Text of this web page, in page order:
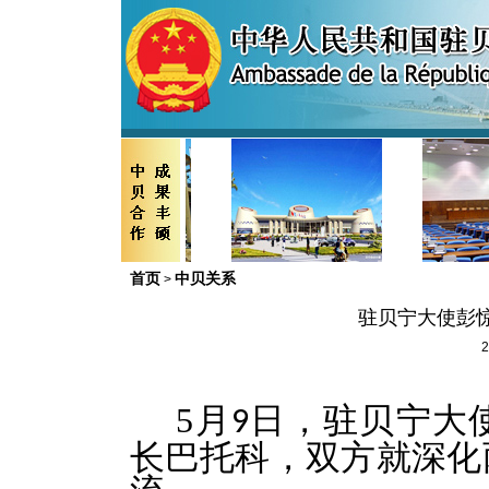
首页 > 中贝关系
驻贝宁大使彭
5 月 9日，驻贝宁大
长巴托科，双方就深